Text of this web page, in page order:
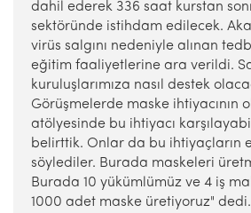
dahil ederek 336 saat kurstan
sektöründe istihdam edilecek.
virüs salgını nedeniyle alınan
eğitim faaliyetlerine ara verildi.
kuruluşlarımıza nasıl destek
Görüşmelerde maske ihtiyacının
atölyesinde bu ihtiyacı
belirttik. Onlar da bu ihtiyaçların
söylediler. Burada maskeleri
Burada 10 yükümlümüz ve 4 iş
1000 adet maske üretiyoruz" dedi.